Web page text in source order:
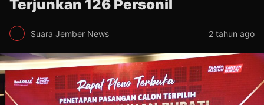
Terjunkan 126 Personil
Suara Jember News 2 tahun ago